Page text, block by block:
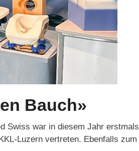
Bauch»
Swiss war in diesem Jahr erstmals
Luzern vertreten. Ebenfalls zum